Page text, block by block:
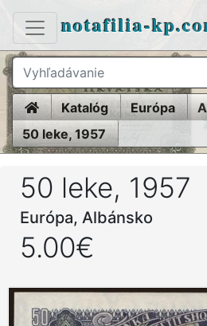
notafilia-
HomeKatalóg Európa
50 leke, 1957
50 leke, 1957
Európa, Albánsko
5.00€